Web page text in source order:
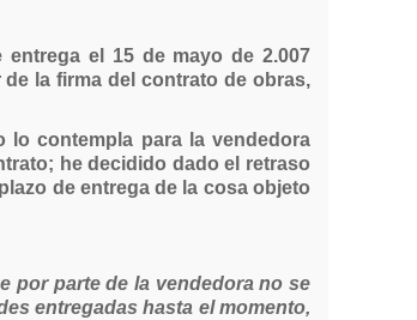
el 15 de mayo de 2.007
la firma del contrato de obras,
contempla para la vendedora
he decidido dado el retraso
de entrega de la cosa objeto
por parte de la vendedora no se
entregadas hasta el momento,